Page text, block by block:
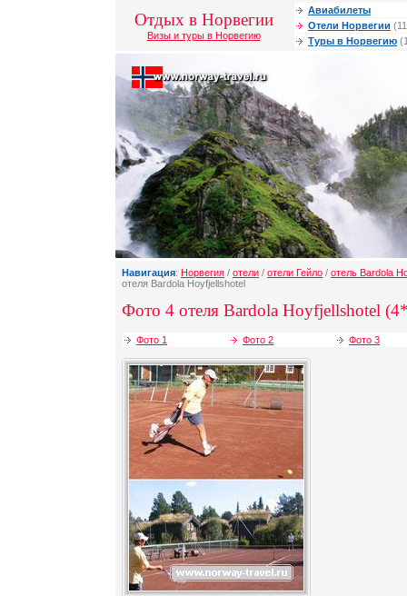
Отдых в Норвегии
Визы и туры в Норвегию
Авиабилеты
Отели Норвегии
Туры в Норвегию
Навигация: Норвегия / отели / отели Гейло / отель Bardola
отеля Bardola Hoyfjellshotel
Фото 4 отеля Bardola Hoyfjellshotel
Фото 1 Фото 2 Фото 3